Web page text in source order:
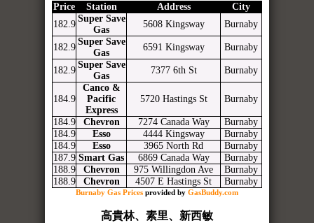
Price Station Address
City
182.9
Super Save
Gas
5608 Kingsway Burnaby
182.9
Super Save
Gas
6591 Kingsway Burnaby
182.9
Super Save
Gas
7377 6th St Burnaby
184.9
Canco &
Pacific
Express
5720 Hastings St Burnaby
184.9 Chevron 7274 Canada Way
Burnaby
184.9
Esso 4444 Kingsway
Burnaby
184.9
Esso 3965 North Rd
Burnaby
187.9 Smart Gas 6869 Canada Way
Burnaby
188.9
Chevron 975 Willingdon Ave
Burnaby
188.9
Chevron 4507 E Hastings St Burnaby
Burnaby Gas Prices provided by GasBuddy.com
高貴林、素里、新西敏